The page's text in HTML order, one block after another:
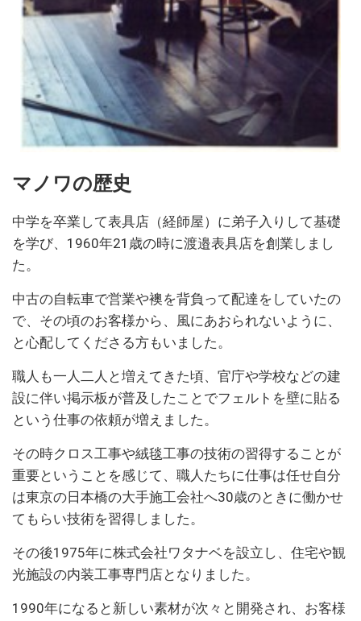
マノワの歴史
中学を卒業して表具店（経師屋）に弟子入りして基礎
を学び、1960年21歳の時に渡邉表具店を創業しまし
た。
中古の自転車で営業や襖を背負って配達をしていたの
で、その頃のお客様から、風にあおられないように、
と心配してくださる方もいました。
職人も一人二人と増えてきた頃、官庁や学校などの建
設に伴い掲示板が普及したことでフェルトを壁に貼る
という仕事の依頼が増えました。
その時クロス工事や絨毯工事の技術の習得することが
重要ということを感じて、職人たちに仕事は任せ自分
は東京の日本橋の大手施工会社へ30歳のときに働かせ
てもらい技術を習得しました。
その後1975年に株式会社ワタナベを設立し、住宅や観
光施設の内装工事専門店となりました。
1990年になると新しい素材が次々と開発され、お客様